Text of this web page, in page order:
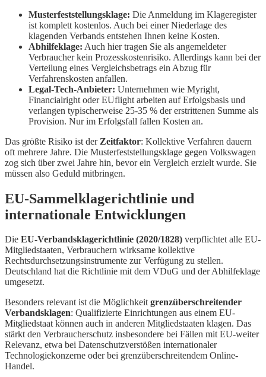
Musterfeststellungsklage: Die Anmeldung im Klageregister
ist komplett kostenlos. Auch bei einer Niederlage des
klagenden Verbands entstehen Ihnen keine Kosten.
Abhilfeklage: Auch hier tragen Sie als angemeldeter
Verbraucher kein Prozesskostenrisiko. Allerdings kann bei der
Verteilung eines Vergleichsbetrags ein Abzug für
Verfahrenskosten anfallen.
Legal-Tech-Anbieter: Unternehmen wie Myright,
Financialright oder EUflight arbeiten auf Erfolgsbasis und
verlangen typischerweise 25-35 % der erstrittenen Summe als
Provision. Nur im Erfolgsfall fallen Kosten an.
Das größte Risiko ist der Zeitfaktor: Kollektive Verfahren dauern
oft mehrere Jahre. Die Musterfeststellungsklage gegen Volkswagen
zog sich über zwei Jahre hin, bevor ein Vergleich erzielt wurde. Sie
müssen also Geduld mitbringen.
EU-Sammelklagerichtlinie und
internationale Entwicklungen
Die EU-Verbandsklagerichtlinie (2020/1828) verpflichtet alle EU-
Mitgliedstaaten, Verbrauchern wirksame kollektive
Rechtsdurchsetzungsinstrumente zur Verfügung zu stellen.
Deutschland hat die Richtlinie mit dem VDuG und der Abhilfeklage
umgesetzt.
Besonders relevant ist die Möglichkeitgrenzüberschreitender
Verbandsklagen: Qualifizierte Einrichtungen aus einem EU-
Mitgliedstaat können auch in anderen Mitgliedstaaten klagen. Das
stärkt den Verbraucherschutz insbesondere bei Fällen mit EU-weiter
Relevanz, etwa bei Datenschutzverstößen internationaler
Technologiekonzerne oder bei grenzüberschreitendem Online-
Handel.